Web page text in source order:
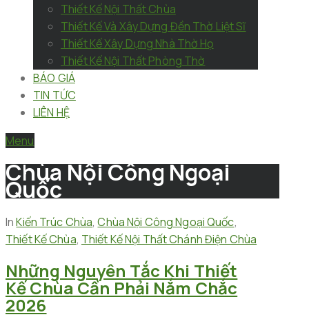
Thiết Kế Nội Thất Chùa
Thiết Kế Và Xây Dựng Đền Thờ Liệt Sĩ
Thiết Kế Xây Dựng Nhà Thờ Họ
Thiết Kế Nội Thất Phòng Thờ
BÁO GIÁ
TIN TỨC
LIÊN HỆ
Menu
Chùa Nội Công Ngoại
Quốc
In Kiến Trúc Chùa,Chùa Nội Công Ngoại Quốc,
Thiết Kế Chùa, Thiết Kế Nội Thất Chánh Điện Chùa
Những Nguyên Tắc Khi Thiết
Kế Chùa Cần Phải Nắm Chắc
2026